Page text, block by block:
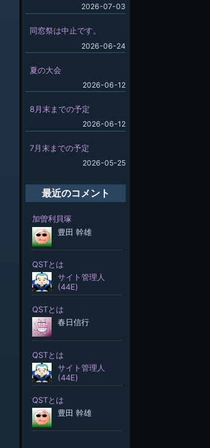
2026-07-03
同窓祭は中止です。
2026-06-24
夏の大会
2026-06-12
8月末までの予定
2026-06-12
7月末までの予定
2026-05-25
最近のコメント